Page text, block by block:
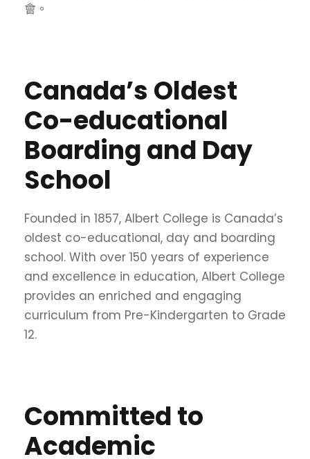
會。
Canada’s Oldest
Co-educational
Boarding and Day
School
Founded in 1857, Albert College is Canada’s
oldest co-educational, day and boarding
school. With over 150 years of experience
and excellence in education, Albert College
provides an enriched and engaging
curriculum from Pre-Kindergarten to Grade
12.
Committed to
Academic